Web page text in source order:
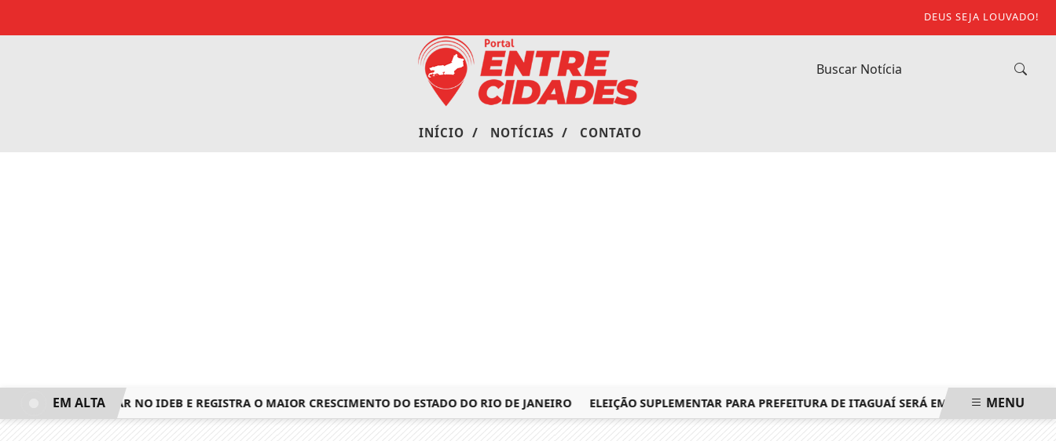
DEUS SEJA LOUVADO!
INÍCIO / NOTÍCIAS / CONTATO
3º LUGAR NO IDEB E REGISTRA O MAIOR CRESCIMENTO DO ESTADO DO RIO DE JANEIRO ELEIÇÃO SUPLEMENTAR PARA PREFEITURA DE ITAGUAÍ SERÁ EM 25 DE OUTUBRO,
EM ALTA MENU